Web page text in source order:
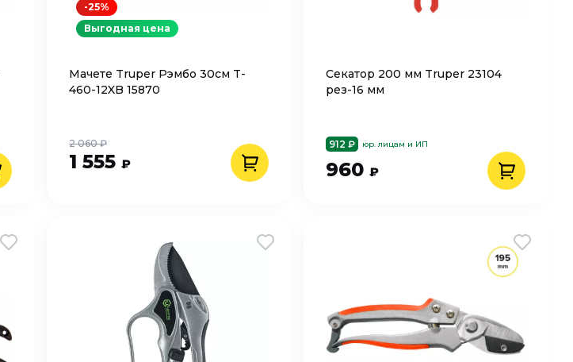
Мачете Truper Рэмбо 30см T-
460-12XB 15870
1 555 ₽
2 060 ₽
-25%
Выгодная цена
Секатор 200 мм Truper 23104
рез-16 мм
912 ₽ юр. лицам и ИП
960 ₽